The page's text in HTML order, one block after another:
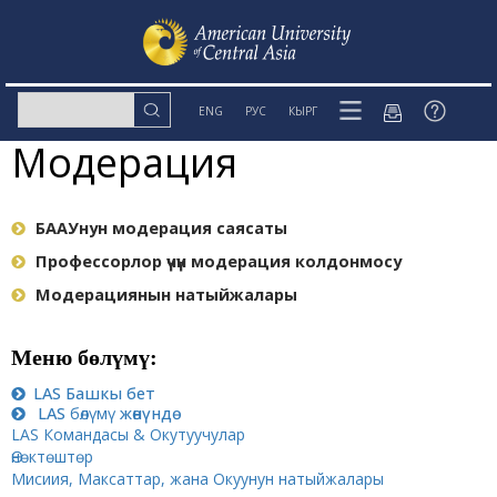
ENG РУС КЫРГ
Модерация
БААУнун модерация саясаты
Профессорлор үчүн модерация колдонмосу
Модерациянын натыйжалары
Меню бөлүмү:
LAS Башкы бет
LAS бөлүмү жөнүндө
LAS Командасы & Окутуучулар
Өнөктөштөр
Mисиия, Максаттар, жана Окуунун натыйжалары